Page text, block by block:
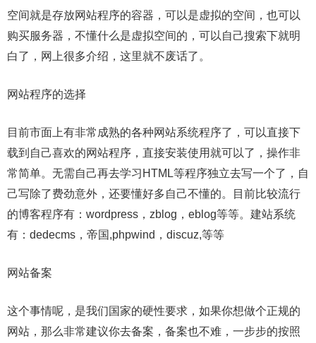
空间就是存放网站程序的容器，可以是虚拟的空间，也可以
购买服务器，不懂什么是虚拟空间的，可以自己搜索下就明
白了，网上很多介绍，这里就不废话了。
网站程序的选择
目前市面上有非常成熟的各种网站系统程序了，可以直接下
载到自己喜欢的网站程序，直接安装使用就可以了，操作非
常简单。无需自己再去学习HTML等程序独立去写一个了，自
己写除了费劲意外，还要懂好多自己不懂的。目前比较流行
的博客程序有：wordpress，zblog，eblog等等。建站系统
有：dedecms，帝国,phpwind，discuz,等等
网站备案
这个事情呢，是我们国家的硬性要求，如果你想做个正规的
网站，那么非常建议你去备案，备案也不难，一步步的按照